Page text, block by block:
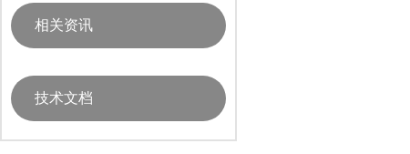
相关资讯
技术文档